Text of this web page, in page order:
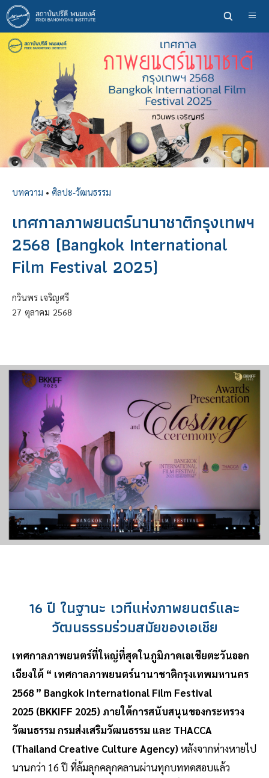
ข้าม
ไป
ยัง
เนื้อหา
บทความ • ศิลปะ-วัฒนธรรม
เทศกาลภาพยนตร์นานาชาติกรุงเทพฯ
2568 (Bangkok International
Film Festival 2025)
กวินพร เจริญศรี
27 ตุลาคม 2568
16 ปี ในฐานะ เวทีแห่งภาพยนตร์และ
วัฒนธรรมร่วมสมัยของเอเชีย
เทศกาลภาพยนตร์ที่ใหญ่ที่สุดในภูมิภาคเอเชียตะวันออก
เฉียงใต้ “ เทศกาลภาพยนตร์นานาชาติกรุงเทพมหานคร
2568 ” Bangkok International Film Festival
2025 (BKKIFF 2025) ภายใต้การสนับสนุนของกระทรวง
วัฒนธรรม กรมส่งเสริมวัฒนธรรม และ THACCA
(Thailand Creative Culture Agency) หลังจากห่างหายไป
นานกว่า 16 ปี ที่ล้มลุกคลุกคลานผ่านทุกบททดสอบแล้ว